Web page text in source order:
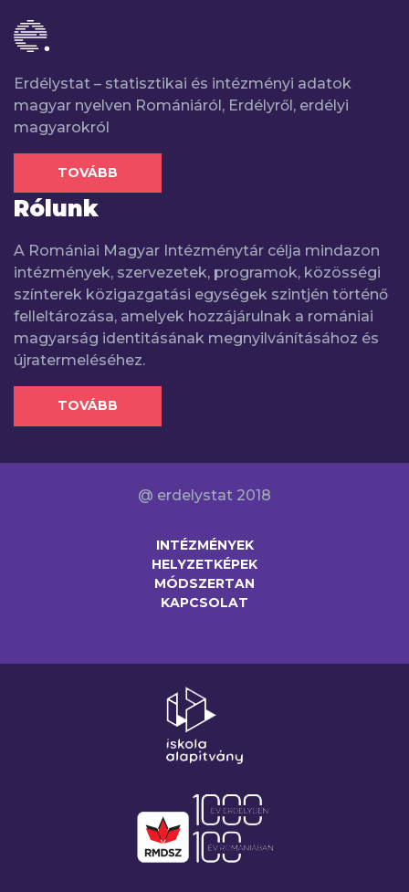
Erdélystat – statisztikai és intézményi adatok
magyar nyelven Romániáról, Erdélyről, erdélyi
magyarokról
TOVÁBB
Rólunk
A Romániai Magyar Intézménytár célja mindazon
intézmények, szervezetek, programok, közösségi
színterek közigazgatási egységek szintjén történő
felleltározása, amelyek hozzájárulnak a romániai
magyarság identitásának megnyilvánításához és
újratermeléséhez.
TOVÁBB
@ erdelystat 2018
INTÉZMÉNYEK
HELYZETKÉPEK
MÓDSZERTAN
KAPCSOLAT